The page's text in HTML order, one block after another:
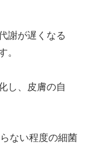
謝が遅くなる
。
し、皮膚の自
ない程度の細菌